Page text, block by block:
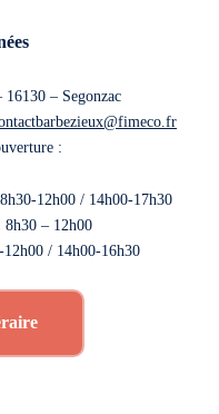
16130 – Segonzac
:
8h30-12h00 / 14h00-17h30
8h30 – 12h00
12h00 / 14h00-16h30